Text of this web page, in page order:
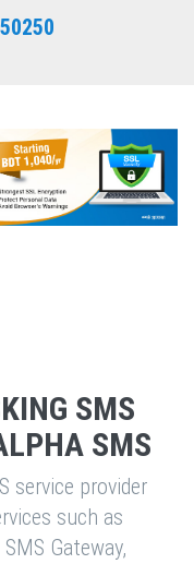
SMS
SMS
service provider
such as
Gateway,